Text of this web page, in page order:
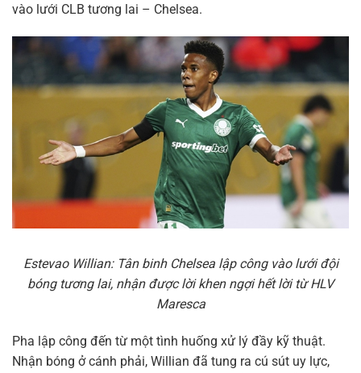
vào lưới CLB tương lai – Chelsea.
Estevao Willian: Tân binh Chelsea lập công vào lưới đội
bóng tương lai, nhận được lời khen ngợi hết lời từ HLV
Maresca
Pha lập công đến từ một tình huống xử lý đầy kỹ thuật.
Nhận bóng ở cánh phải, Willian đã tung ra cú sút uy lực,